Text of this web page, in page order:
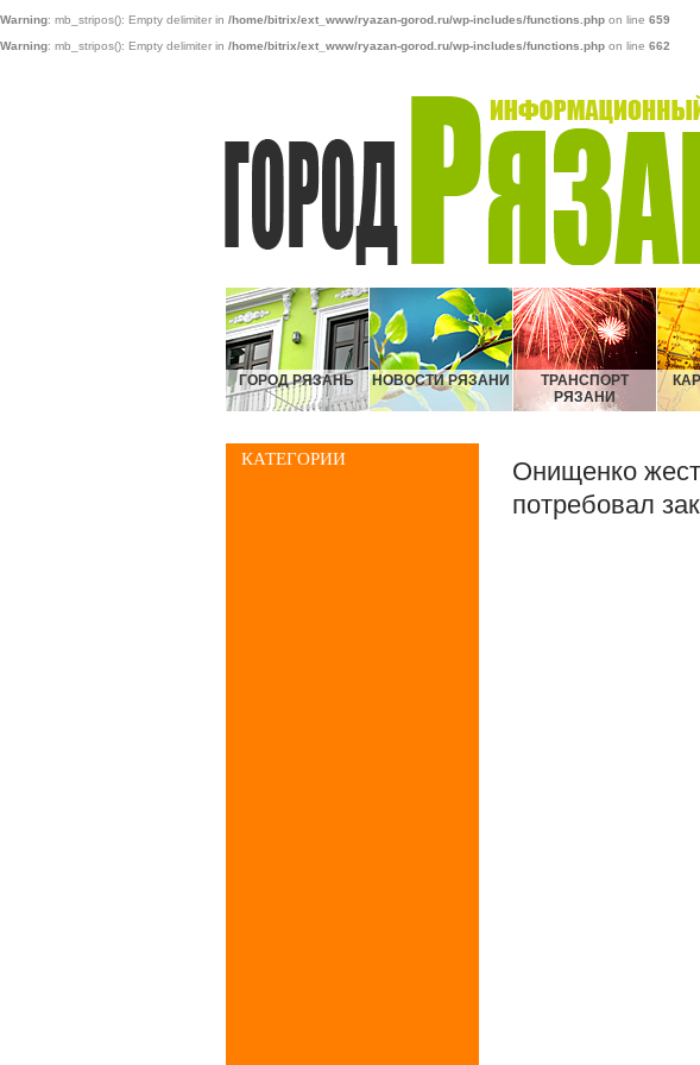
Warning: mb_stripos(): Empty delimiter in /home/bitrix/ext_www/ryazan-gorod.ru/wp-includes/functions.php on line 659
Warning: mb_stripos(): Empty delimiter in /home/bitrix/ext_www/ryazan-gorod.ru/wp-includes/functions.php on line 662
ГОРОД РЯЗАНЬ НОВОСТИ РЯЗАНИ
ТРАНСПОРТ
РЯЗАНИ
КАТЕГОРИИ
Онищенко
потребовал